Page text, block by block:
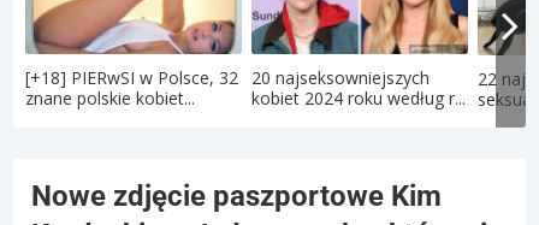
[+18] PIERwSI w Polsce, 32
znane polskie kobiet...
20 najseksowniejszych
kobiet 2024 roku według r...
22
Nowe zdjęcie paszportowe Kim